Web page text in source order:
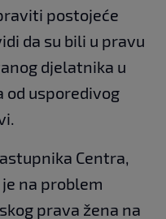
postojeće
da su bili u pravu
djelatnika u
od usporedivog
Centra,
je na problem
prava žena na